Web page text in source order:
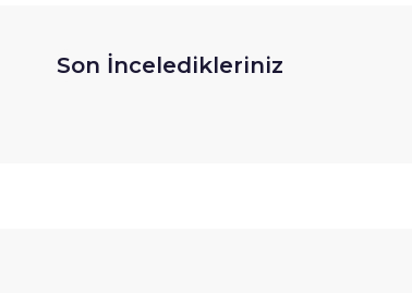
Son İnceledikleriniz